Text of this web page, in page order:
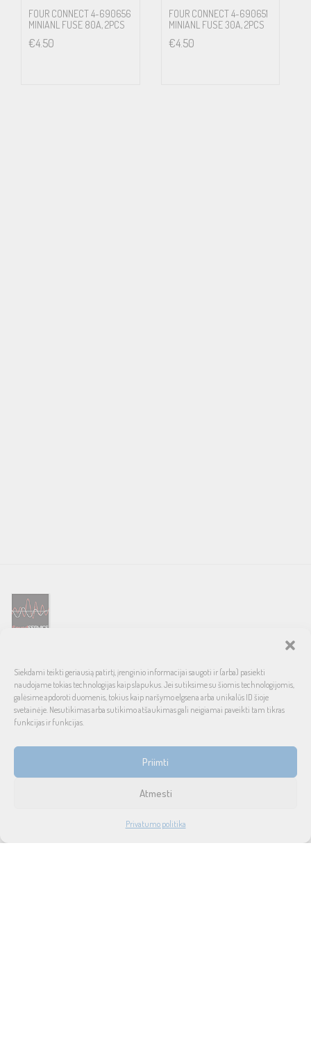
Siekdami teikti geriausią patirtį, įrenginio informacijai saugoti ir (arba) pasiekti
naudojame tokias technologijas kaip slapukus. Jei sutiksime su šiomis technologijomis,
galėsime apdoroti duomenis, tokius kaip naršymo elgsena arba unikalūs ID šioje
svetainėje. Nesutikimas arba sutikimo atšaukimas gali neigiamai paveikti tam tikras
funkcijas ir funkcijas.
Priimti
Atmesti
Privatumo politika
PASKYRA PAIEŠKA
FOUR CONNECT 4-690656
MINIANL FUSE 80A, 2PCS
€4.50
FOUR CONNECT 4-690651
MINIANL FUSE 30A, 2PCS
€4.50
pasaulinio garso, laiko patikrintais namų bei automobilinės garso
aparatūros ženklais. Galimybė pirkti išsimokėtinai, garantuotas optimalus
kainos ir kokybės santykis.
INFORMACIJA
Prekių pristatymas ir grąžinimas